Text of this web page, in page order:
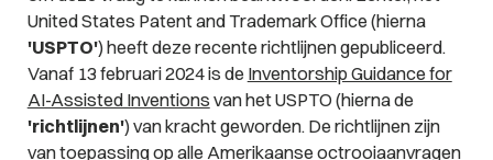
United States Patent and Trademark Office (hierna
'USPTO') heeft deze recente richtlijnen gepubliceerd.
Vanaf 13 februari 2024 is de Inventorship Guidance for
AI-Assisted Inventions van het USPTO (hierna de
'richtlijnen') van kracht geworden. De richtlijnen zijn
van toepassing op alle Amerikaanse octrooiaanvragen